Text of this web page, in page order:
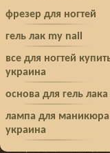
фрезер для ногтей
гель лак my nail
все для ногтей
украина
основа для гель лака
лампа для маникюра
украина